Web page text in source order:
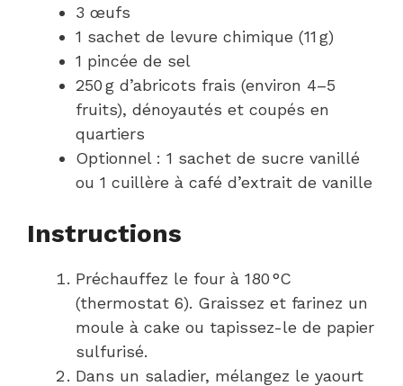
3 œufs
1 sachet de levure chimique (11 g)
1 pincée de sel
250 g d’abricots frais (environ 4–5
fruits), dénoyautés et coupés en
quartiers
Optionnel : 1 sachet de sucre vanillé
ou 1 cuillère à café d’extrait de vanille
Instructions
Préchauffez le four à 180 °C
(thermostat 6). Graissez et farinez un
moule à cake ou tapissez-le de papier
sulfurisé.
Dans un saladier, mélangez le yaourt